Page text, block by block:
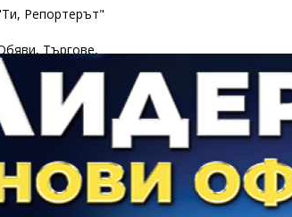
Репортерът"
Търгове,
Съобщения